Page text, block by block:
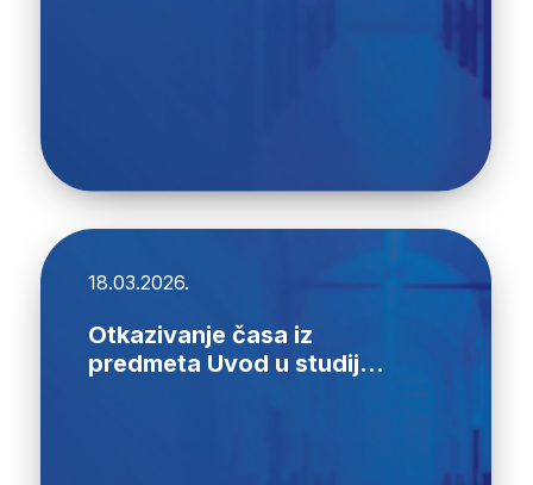
18.03.2026.
Otkazivanje časa iz
predmeta Uvod u studij...